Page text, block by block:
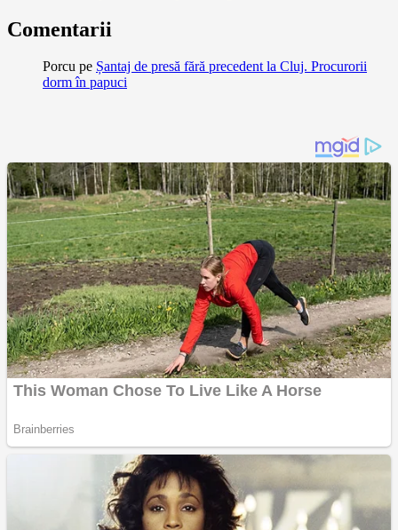
Comentarii
Porcu pe Șantaj de presă fără precedent la Cluj. Procurorii
dorm în papuci